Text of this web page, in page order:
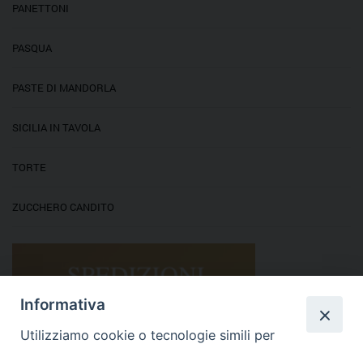
PANETTONI
PASQUA
PASTE DI MANDORLA
SICILIA IN TAVOLA
TORTE
ZUCCHERO CANDITO
Informativa
Utilizziamo cookie o tecnologie simili per